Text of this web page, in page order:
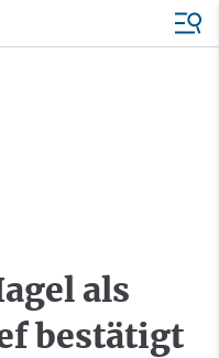
als
bestätigt